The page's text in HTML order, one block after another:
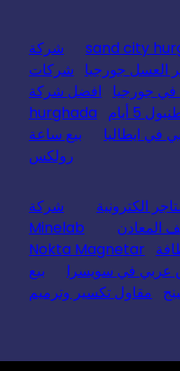
sand city
شركة
العسل جورجيا
شركات
جورجيا
افضل شركة
5 أيام
hurghada
في ايطاليا
بيع ساعة
رولكس
الكترونية
شركة
المعادن
Minelab
Nokta Magnetar
عربي في سويسرا
بيع
مقاول تكسير وترميم